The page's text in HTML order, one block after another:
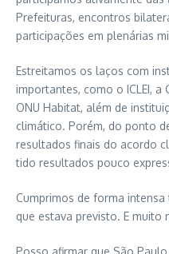
Prefeituras, encontros
participações em plenárias
Estreitamos os laços com
importantes, como o ICLEI, a
ONU Habitat, além de
climático. Porém, do ponto
resultados finais do acordo
tido resultados pouco
Cumprimos de forma
que estava previsto. E muito
Posso afirmar que São